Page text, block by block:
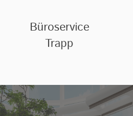
Büroservice
Trapp